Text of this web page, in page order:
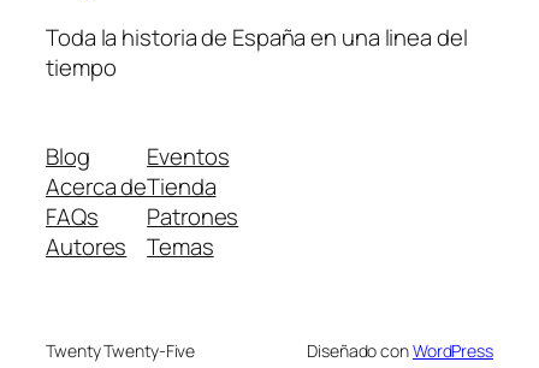
Toda la historia de España en una linea del
tiempo
Blog
Acerca de
FAQs
Autores
Eventos
Tienda
Patrones
Temas
Twenty Twenty-Five Diseñado conWordPress